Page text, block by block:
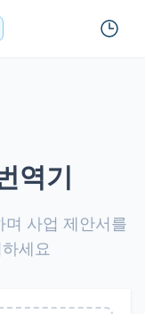
역기
사업 제안서를
세요